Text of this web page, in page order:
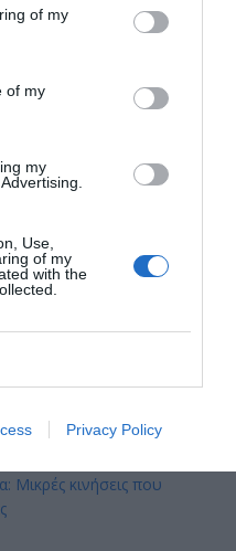
of my
of my
my
Use,
of my
with the
Privacy Policy
την Τεχνητή
Κερατσινίου
την Τεχνητή…
Α.Ψη.Δ.Α.
χρονιά
συναλλαγές
να σας οδηγήσει σε
Μικρές κινήσεις που